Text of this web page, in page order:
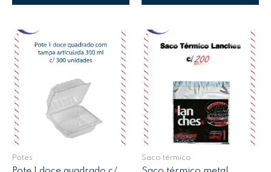
Potes Saco térmico